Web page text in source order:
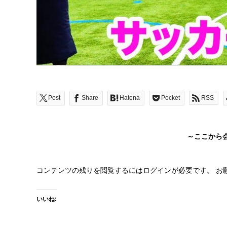
Post Share Hatena Pocket RSS
～ここから
コンテンツの残りを閲覧するにはログインが必要です。 お
いいね: